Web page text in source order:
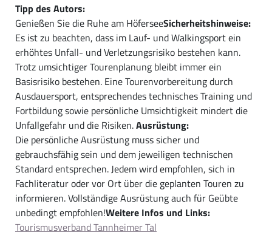
Tipp des Autors:
Genießen Sie die Ruhe am HöferseeSicherheitshinweise:
Es ist zu beachten, dass im Lauf- und Walkingsport ein
erhöhtes Unfall- und Verletzungsrisiko bestehen kann.
Trotz umsichtiger Tourenplanung bleibt immer ein
Basisrisiko bestehen. Eine Tourenvorbereitung durch
Ausdauersport, entsprechendes technisches Training und
Fortbildung sowie persönliche Umsichtigkeit mindert die
Unfallgefahr und die Risiken.Ausrüstung:
Die persönliche Ausrüstung muss sicher und
gebrauchsfähig sein und dem jeweiligen technischen
Standard entsprechen. Jedem wird empfohlen, sich in
Fachliteratur oder vor Ort über die geplanten Touren zu
informieren. Vollständige Ausrüstung auch für Geübte
unbedingt empfohlen!Weitere Infos und Links:
Tourismusverband Tannheimer Tal